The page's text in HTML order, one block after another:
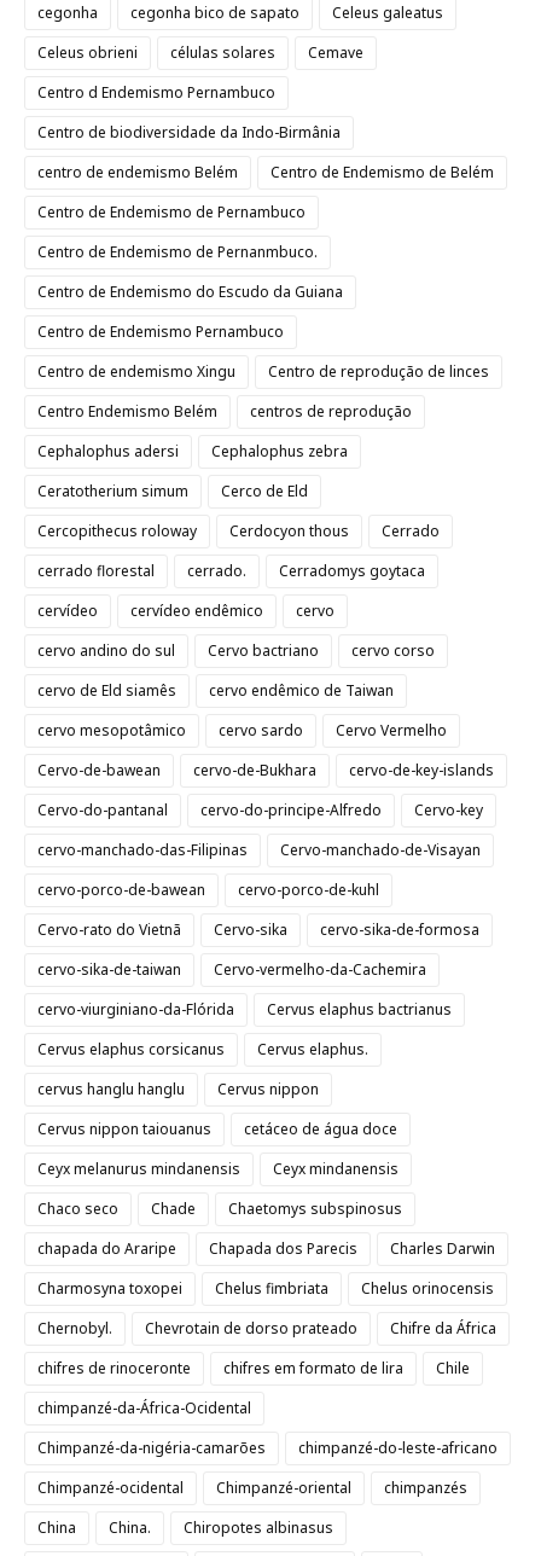
cegonha cegonha bico de sapato
Celeus galeatus
Celeus obrieni
células solares
Cemave
Centro d Endemismo Pernambuco
Centro de biodiversidade da Indo-Birmânia
centro de endemismo Belém
Centro de Endemismo de Belém
Centro de Endemismo de Pernambuco
Centro de Endemismo de Pernanmbuco.
Centro de Endemismo do Escudo da Guiana
Centro de Endemismo Pernambuco
Centro de endemismo Xingu
Centro de reprodução de linces
Centro Endemismo Belém
centros de reprodução
Cephalophus adersi
Cephalophus zebra
Ceratotherium simum
Cerco de Eld
Cercopithecus roloway
Cerdocyon thous
Cerrado
cerrado florestal
cerrado.
Cerradomys goytaca
cervídeo
cervídeo endêmico
cervo
cervo andino do sul
Cervo bactriano
cervo corso
cervo de Eld siamês
cervo endêmico de Taiwan
cervo mesopotâmico
cervo sardo
Cervo Vermelho
Cervo-de-bawean
cervo-de-Bukhara
cervo-de-key-islands
Cervo-do-pantanal
cervo-do-principe-Alfredo
Cervo-key
cervo-manchado-das-Filipinas
Cervo-manchado-de-Visayan
cervo-porco-de-bawean
cervo-porco-de-kuhl
Cervo-rato do Vietnã
Cervo-sika
cervo-sika-de-formosa
cervo-sika-de-taiwan
Cervo-vermelho-da-Cachemira
cervo-viurginiano-da-Flórida
Cervus elaphus bactrianus
Cervus elaphus corsicanus
Cervus elaphus.
cervus hanglu hanglu
Cervus nippon
Cervus nippon taiouanus
cetáceo de água doce
Ceyx melanurus mindanensis
Ceyx mindanensis
Chaco seco
Chade
Chaetomys subspinosus
chapada do Araripe
Chapada dos Parecis
Charles Darwin
Charmosyna toxopei
Chelus fimbriata
Chelus orinocensis
Chernobyl.
Chevrotain de dorso prateado
Chifre da África
chifres de rinoceronte
chifres em formato de lira
Chile
chimpanzé-da-África-Ocidental
Chimpanzé-da-nigéria-camarões
chimpanzé-do-leste-africano
Chimpanzé-ocidental
Chimpanzé-oriental
chimpanzés
China
China.
Chiropotes albinasus